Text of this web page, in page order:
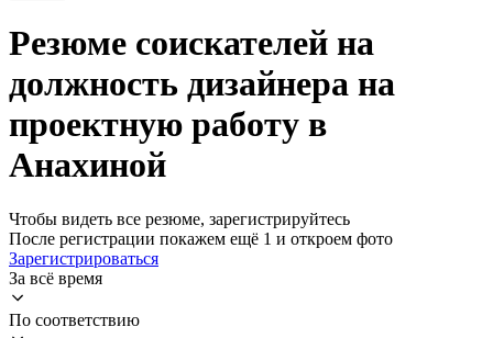
Резюме соискателей на
должность дизайнера на
проектную работу в
Анахиной
Чтобы видеть все резюме, зарегистрируйтесь
После регистрации покажем ещё 1 и откроем фото
Зарегистрироваться
За всё время
По соответствию